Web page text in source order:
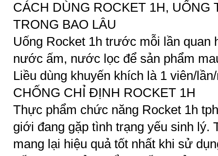
CÁCH DÙNG ROCKET 1H, UỐNG
TRONG BAO LÂU
Uống Rocket 1h trước mỗi lần quan
nước ấm, nước lọc để sản phẩm
Liều dùng khuyến khích là 1 viên/
CHỐNG CHỈ ĐỊNH ROCKET 1H
Thực phẩm chức năng Rocket 1h
giới đang gặp tình trạng yếu sinh lý.
mang lại hiệu quả tốt nhất khi sử